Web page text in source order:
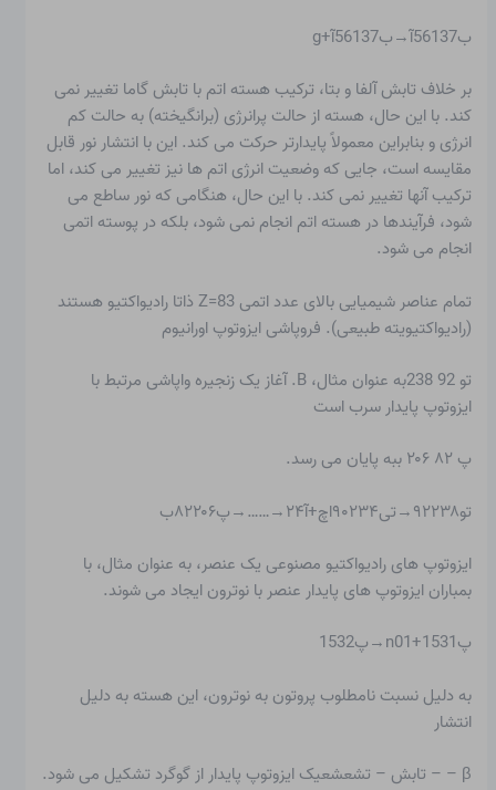
ب56137آ→ب56137آ+g
بر خلاف تابش آلفا و بتا، ترکیب هسته اتم با تابش گاما تغییر نمی
کند. با این حال، هسته از حالت پرانرژی (برانگیخته) به حالت کم
انرژی و بنابراین معمولاً پایدارتر حرکت می کند. این با انتشار نور قابل
مقایسه است، جایی که وضعیت انرژی اتم ها نیز تغییر می کند، اما
ترکیب آنها تغییر نمی کند. با این حال، هنگامی که نور ساطع می
شود، فرآیندها در هسته اتم انجام نمی شود، بلکه در پوسته اتمی
انجام می شود.
تمام عناصر شیمیایی بالای عدد اتمی Z=83 ذاتا رادیواکتیو هستند
(رادیواکتیویته طبیعی). فروپاشی ایزوتوپ اورانیوم
تو 92 238به عنوان مثال، B. آغاز یک زنجیره واپاشی مرتبط با
ایزوتوپ پایدار سرب است
پ ۸۲ ۲۰۶ ببه پایان می رسد.
تو۹۲۲۳۸→تی۹۰۲۳۴اچ+آ۲۴→……→پ۸۲۲۰۶ب
ایزوتوپ های رادیواکتیو مصنوعی یک عنصر، به عنوان مثال، با
بمباران ایزوتوپ های پایدار عنصر با نوترون ایجاد می شوند.
پ1531+n01→پ1532
به دلیل نسبت نامطلوب پروتون به نوترون، این هسته به دلیل
انتشار
β – – تابش – تشعشعیک ایزوتوپ پایدار از گوگرد تشکیل می شود.